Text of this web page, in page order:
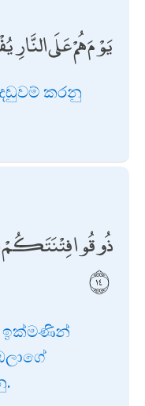
يَوْمَ هُمْ عَلَى النَّارِ
කරනු
ذُوقُوا فِتْنَتَكُمْ
ඉක්මණින්